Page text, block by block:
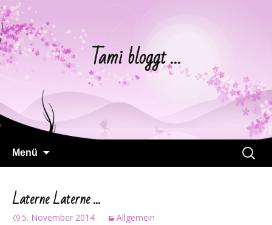
Tami bloggt …
Menü
Suchen
nach:
Laterne Laterne …
5. November 2014 Allgemein